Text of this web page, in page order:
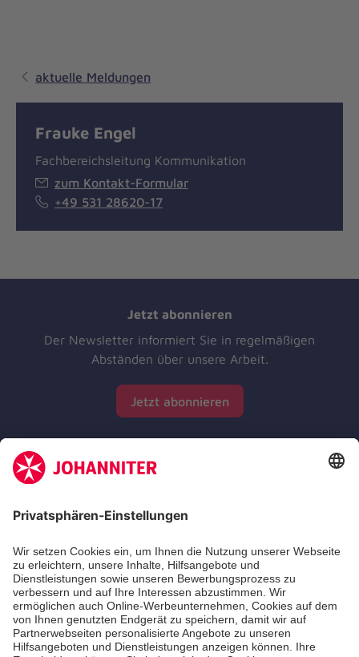
aktuelle Meldungen
Frauke Engel
Fachbereichsleitung Kommunikation
zum Kontakt-Formular
+49 531 28620-17
Jetzt abonnieren
Der Newsletter informiert Sie in regelmäßigen
Abständen über unsere Arbeit.
Jetzt abonnieren
Zertifizierung der Johanniter-Unfall-Hilfe e.V.
Die Johanniter GmbH führt das Spendenzertifikat
des Deutschen Spendenrats e.V.